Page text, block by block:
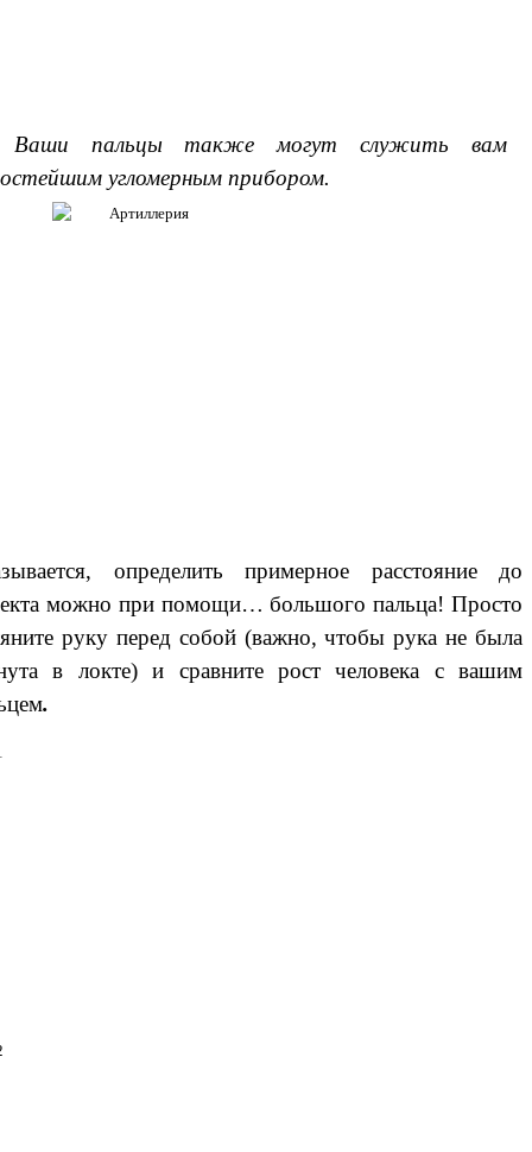
Ваши пальцы также могут служить вам
угломерным прибором.
определить примерное расстояние до
можно при помощи… большого пальца! Просто
руку перед собой (важно, чтобы рука не была
в локте) и сравните рост человека с вашим
.